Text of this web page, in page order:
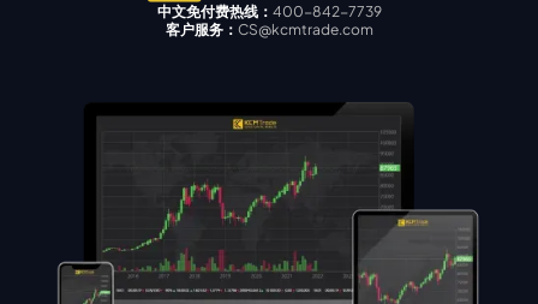
中文免付费热线： 400-842-7739
客户服务： CS@kcmtrade.com